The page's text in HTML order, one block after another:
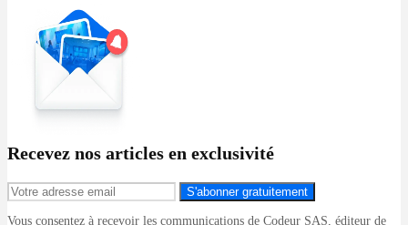
Recevez nos articles en exclusivité
S'abonner gratuitement
Vous consentez à recevoir les communications de Codeur SAS, éditeur de